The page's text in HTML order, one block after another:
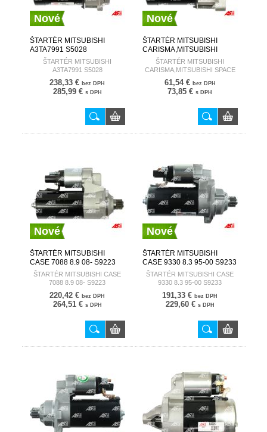
Nové
ŠTARTÉR MITSUBISHI
A3TA7991 S5028
AUTOSTARTER
ŠTARTÉR MITSUBISHI
A3TA7991 S5028
238,33 € bez DPH
285,99 € s DPH
Nové
ŠTARTÉR MITSUBISHI
CARISMA,MITSUBISHI
SPACE STAR 1.6 98- S3013
AUTOSTARTER
ŠTARTÉR MITSUBISHI
CARISMA,MITSUBISHI SPACE
STAR 1.6 98- S3013
61,54 € bez DPH
73,85 € s DPH
Nové
ŠTARTÉR MITSUBISHI
CASE 7088 8.9 08- S9223
AUTOSTARTER
ŠTARTÉR MITSUBISHI CASE
7088 8.9 08- S9223
220,42 € bez DPH
264,51 € s DPH
Nové
ŠTARTÉR MITSUBISHI
CASE 9330 8.3 95-00 S9233
AUTOSTARTER
ŠTARTÉR MITSUBISHI CASE
9330 8.3 95-00 S9233
191,33 € bez DPH
229,60 € s DPH